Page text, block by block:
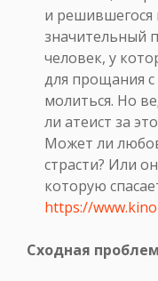
и решившегося
значительный
человек, у
для прощания с
молиться. Но
ли атеист за
Может ли
страсти? Или
которую
https://
Сходная